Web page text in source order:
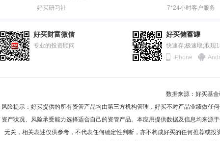
好买研习社
7*24小时客户服务
好买财富微信
专业的投资顾问
好买储蓄罐
快速存;极速取;取现
iPhone
数据来源：好买基
风险提示：好买提供的所有资管产品均由第三方机构管理，好买不对产品业绩做
资产状况、风险承受能力选择适合自己的资管产品。本应用提供数据及信息均来
无关，相关表述仅供参考，不代表任何确定性判断，亦不构成好买的任何推荐或